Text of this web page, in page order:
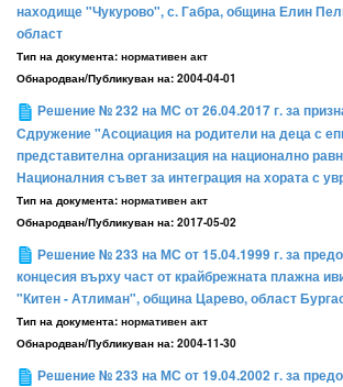
находище "Чукурово", с. Габра, община Елин
област
Тип на документа: нормативен акт
Обнародван/Публикуван на: 2004-04-01
Решение № 232 на МС от 26.04.2017 г. за
Сдружение "Асоциация на родители на деца с
представителна организация на национално
Националния съвет за интеграция на хората с
Тип на документа: нормативен акт
Обнародван/Публикуван на: 2017-05-02
Решение № 233 на МС от 15.04.1999 г. за
концесия върху част от крайбрежната плажна
"Китен - Атлиман", община Царево, област
Тип на документа: нормативен акт
Обнародван/Публикуван на: 2004-11-30
Решение № 233 на МС от 19.04.2002 г. за